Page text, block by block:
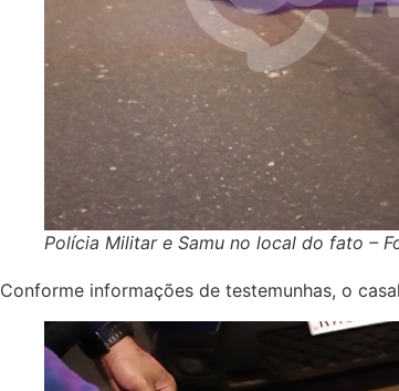
Polícia Militar e Samu no local do fato –
Conforme informações de testemunhas, o